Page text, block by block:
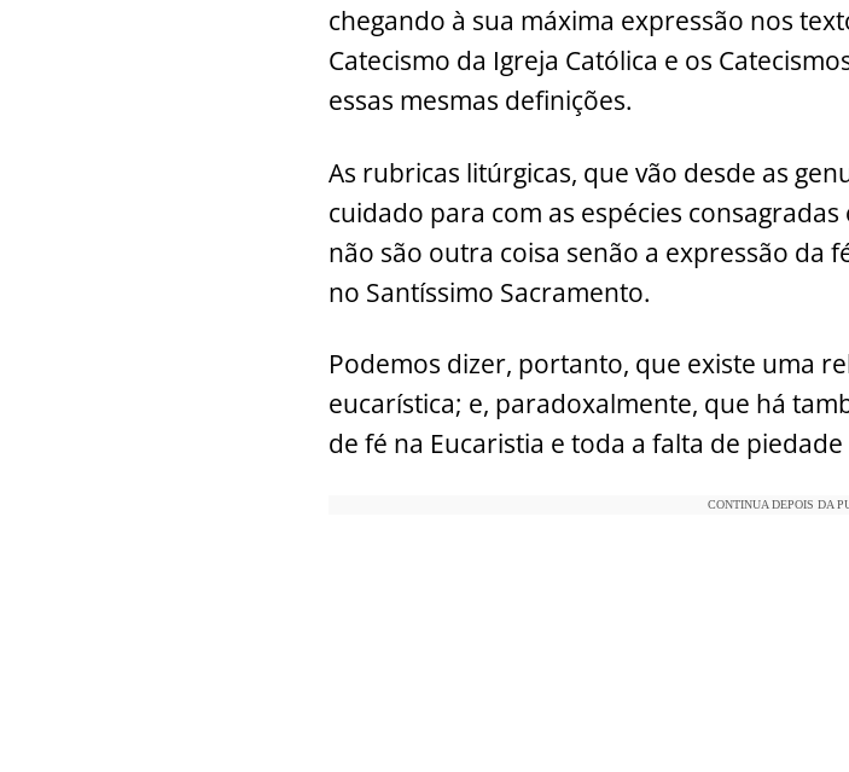
chegando à sua máxima expressão nos
Catecismo da Igreja Católica e os
essas mesmas definições.
As rubricas litúrgicas, que vão desde as
cuidado para com as espécies
não são outra coisa senão a expressão da
no Santíssimo Sacramento.
Podemos dizer, portanto, que existe uma
eucarística; e, paradoxalmente, que há
de fé na Eucaristia e toda a falta de
CONTINUA DEPOIS DA